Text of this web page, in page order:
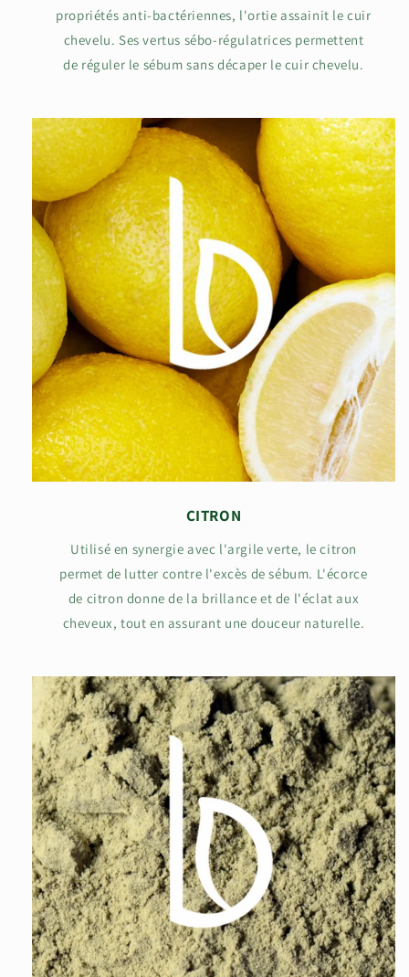
propriétés anti-bactériennes, l'ortie assainit le cuir
chevelu. Ses vertus sébo-régulatrices permettent
de réguler le sébum sans décaper le cuir chevelu.
CITRON
Utilisé en synergie avec l'argile verte, le citron
permet de lutter contre l'excès de sébum. L'écorce
de citron donne de la brillance et de l'éclat aux
cheveux, tout en assurant une douceur naturelle.
NEWSLETTER
Recevez 1 newsletter par
mois, pas de spam 💚
Inscrivez-vous pour découvrir notre offre :
DÉCOUVRIR LE CODE
Je m'abonne à la newsletter
En vous inscrivant, vous acceptez de recevoir notre newsletter :
actualités, offres et évènements. Vous pourrez vous désinscrire à
tout moment.